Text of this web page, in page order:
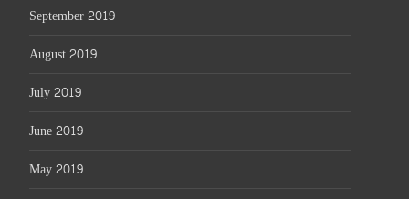
September 2019
August 2019
July 2019
June 2019
May 2019